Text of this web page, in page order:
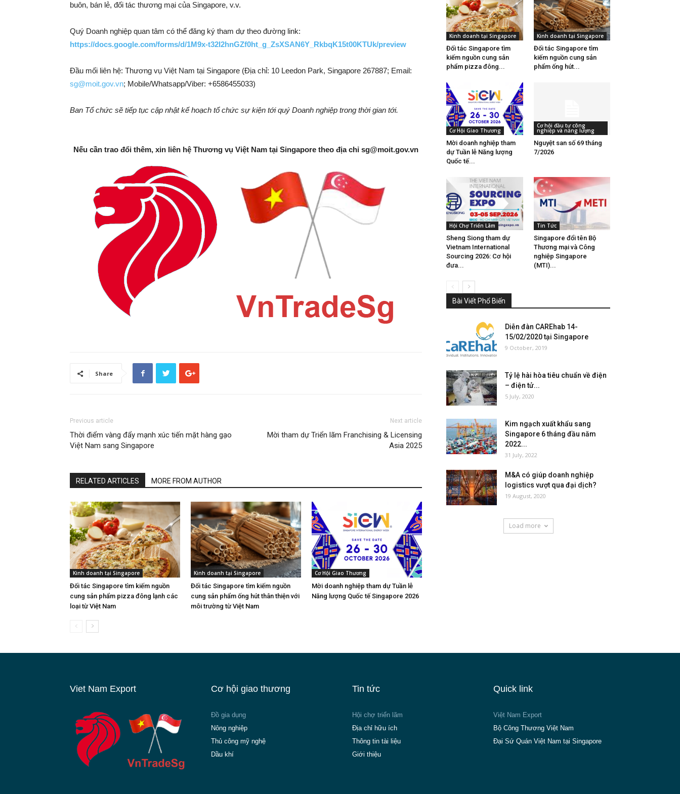
buôn, bán lẻ, đối tác thương mại của Singapore, v.v.
Quý Doanh nghiệp quan tâm có thể đăng ký tham dự theo đường link:
https://docs.google.com/forms/d/1M9x-t32I2hnGZf0ht_g_ZsXSAN6Y_RkbqK15t00KTUk/preview
Đầu mối liên hệ: Thương vụ Việt Nam tại Singapore (Địa chỉ: 10 Leedon Park, Singapore 267887; Email:
sg@moit.gov.vn; Mobile/Whatsapp/Viber: +6586455033)
Ban Tổ chức sẽ tiếp tục cập nhật kế hoạch tổ chức sự kiện tới quý Doanh nghiệp trong thời gian tới.
Nếu cần trao đổi thêm, xin liên hệ Thương vụ Việt Nam tại Singapore theo địa chỉ sg@moit.gov.vn
Share
Previous article
Thời điểm vàng đẩy mạnh xúc tiến mặt hàng gạo
Việt Nam sang Singapore
Next article
Mời tham dự Triển lãm Franchising & Licensing
Asia 2025
RELATED ARTICLES MORE FROM AUTHOR
Kinh doanh tại Singapore
Đối tác Singapore tìm kiếm nguồn
cung sản phẩm pizza đông lạnh các
loại từ Việt Nam
Kinh doanh tại Singapore
Đối tác Singapore tìm kiếm nguồn
cung sản phẩm ống hút thân thiện với
môi trường từ Việt Nam
Cơ Hội Giao Thương
Mời doanh nghiệp tham dự Tuần lễ
Năng lượng Quốc tế Singapore 2026
Kinh doanh tại Singapore
Đối tác Singapore tìm
kiếm nguồn cung sản
phẩm pizza đông...
Kinh doanh tại Singapore
Đối tác Singapore tìm
kiếm nguồn cung sản
phẩm ống hút...
Cơ Hội Giao Thương
Mời doanh nghiệp tham
dự Tuần lễ Năng lượng
Quốc tế...
Cơ hội đầu tư công
nghiệp và năng lượng
Nguyệt san số 69 tháng
7/2026
Hội Chợ Triển Lãm
Sheng Siong tham dự
Vietnam International
Sourcing 2026: Cơ hội
đưa...
Tin Tức
Singapore đổi tên Bộ
Thương mại và Công
nghiệp Singapore
(MTI)...
Bài Viết Phổ Biến
Diễn đàn CAREhab 14-
15/02/2020 tại Singapore
9 October, 2019
Tỷ lệ hài hòa tiêu chuẩn về điện
– điện tử...
5 July, 2020
Kim ngạch xuất khẩu sang
Singapore 6 tháng đầu năm
2022...
31 July, 2022
M&A có giúp doanh nghiệp
logistics vượt qua đại dịch?
19 August, 2020
Load more
Viet Nam Export Cơ hội giao thương
Đồ gia dụng
Nông nghiệp
Thủ công mỹ nghệ
Dầu khí
Tin tức
Hội chợ triển lãm
Địa chỉ hữu ích
Thông tin tài liệu
Giới thiệu
Quick link
Việt Nam Export
Bộ Công Thương Việt Nam
Đại Sứ Quán Việt Nam tại Singapore